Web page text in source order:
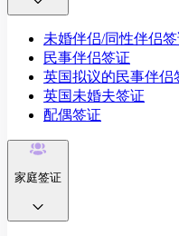
未婚伴侣/同性伴侣
民事伴侣签证
英国拟议的民事伴侣
英国未婚夫签证
配偶签证
家庭签证